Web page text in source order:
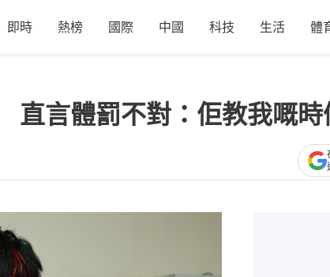
即時 熱榜 國際 中國 科技 生活 體
言體罰不對：佢教我嘅時